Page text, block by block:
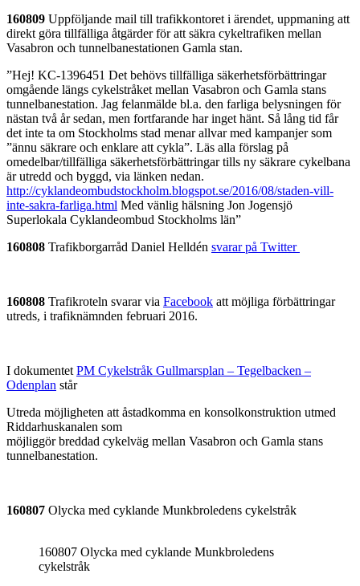
160809 Uppföljande mail till trafikkontoret i ärendet, uppmaning att
direkt göra tillfälliga åtgärder för att säkra cykeltrafiken mellan
Vasabron och tunnelbanestationen Gamla stan.
”Hej! KC-1396451 Det behövs tillfälliga säkerhetsförbättringar
omgående längs cykelstråket mellan Vasabron och Gamla stans
tunnelbanestation. Jag felanmälde bl.a. den farliga belysningen för
nästan två år sedan, men fortfarande har inget hänt. Så lång tid får
det inte ta om Stockholms stad menar allvar med kampanjer som
”ännu säkrare och enklare att cykla”. Läs alla förslag på
omedelbar/tillfälliga säkerhetsförbättringar tills ny säkrare cykelbana
är utredd och byggd, via länken nedan.
http://cyklandeombudstockholm.blogspot.se/2016/08/staden-vill-
inte-sakra-farliga.html Med vänlig hälsning Jon Jogensjö
Superlokala Cyklandeombud Stockholms län”
160808 Trafikborgarråd Daniel Helldén svarar på Twitter
160808 Trafikroteln svarar via Facebook att möjliga förbättringar
utreds, i trafiknämnden februari 2016.
I dokumentetPM Cykelstråk Gullmarsplan – Tegelbacken –
Odenplan står
Utreda möjligheten att åstadkomma en konsolkonstruktion utmed
Riddarhuskanalen som
möjliggör breddad cykelväg mellan Vasabron och Gamla stans
tunnelbanestation.
160807 Olycka med cyklande Munkbroledens cykelstråk
160807 Olycka med cyklande Munkbroledens
cykelstråk